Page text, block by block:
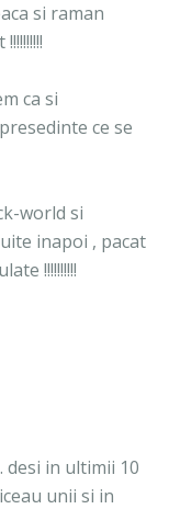
si raman
ca si
ce se
world si
inapoi , pacat
!!!!!!!!!!
in ultimii 10
unii si in